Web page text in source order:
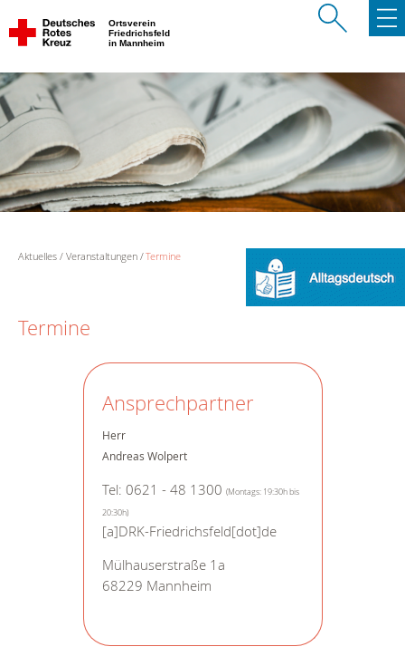
Ortsverein
Friedrichsfeld
in Mannheim
Aktuelles Veranstaltungen Termine
Termine
Ansprechpartner
Herr
Andreas Wolpert
Tel: 0621 - 48 1300 (Montags: 19:30h bis
20:30h)
[a]DRK-Friedrichsfeld[dot]de
Mülhauserstraße 1a
68229 Mannheim